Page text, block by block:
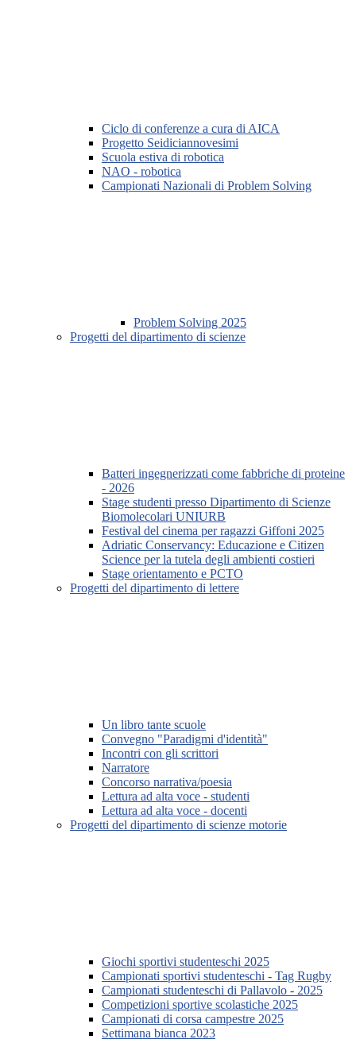
Ciclo di conferenze a cura di AICA
Progetto Seidiciannovesimi
Scuola estiva di robotica
NAO - robotica
Campionati Nazionali di Problem Solving
Problem Solving 2025
Progetti del dipartimento di scienze
Batteri ingegnerizzati come fabbriche di proteine
- 2026
Stage studenti presso Dipartimento di Scienze
Biomolecolari UNIURB
Festival del cinema per ragazzi Giffoni 2025
Adriatic Conservancy: Educazione e Citizen
Science per la tutela degli ambienti costieri
Stage orientamento e PCTO
Progetti del dipartimento di lettere
Un libro tante scuole
Convegno "Paradigmi d'identità"
Incontri con gli scrittori
Narratore
Concorso narrativa/poesia
Lettura ad alta voce - studenti
Lettura ad alta voce - docenti
Progetti del dipartimento di scienze motorie
Giochi sportivi studenteschi 2025
Campionati sportivi studenteschi - Tag Rugby
Campionati studenteschi di Pallavolo - 2025
Competizioni sportive scolastiche 2025
Campionati di corsa campestre 2025
Settimana bianca 2023